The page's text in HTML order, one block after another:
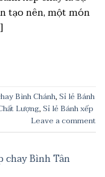
tạo nên, một món
Bình Chánh,Sỉ lẻ Bánh
Lượng,Sỉ lẻ Bánh xếp
Leave a comment